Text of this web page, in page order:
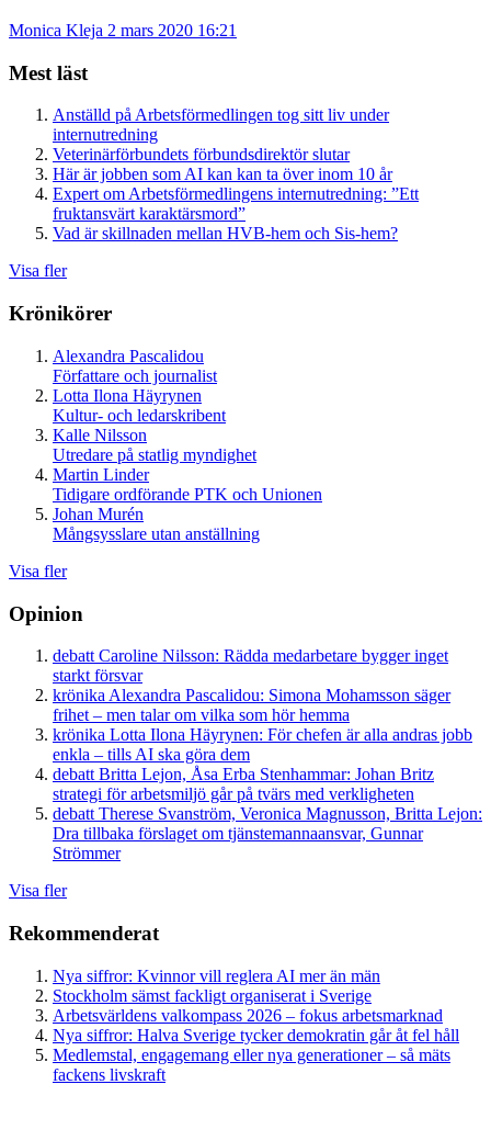
Monica Kleja 2 mars 2020 16:21
Mest läst
Anställd på Arbetsförmedlingen tog sitt liv under
internutredning
Veterinärförbundets förbundsdirektör slutar
Här är jobben som AI kan kan ta över inom 10 år
Expert om Arbetsförmedlingens internutredning: ”Ett
fruktansvärt karaktärsmord”
Vad är skillnaden mellan HVB-hem och Sis-hem?
Visa fler
Krönikörer
Alexandra Pascalidou
Författare och journalist
Lotta Ilona Häyrynen
Kultur- och ledarskribent
Kalle Nilsson
Utredare på statlig myndighet
Martin Linder
Tidigare ordförande PTK och Unionen
Johan Murén
Mångsysslare utan anställning
Visa fler
Opinion
debatt Caroline Nilsson: Rädda medarbetare bygger inget
starkt försvar
krönika Alexandra Pascalidou: Simona Mohamsson säger
frihet – men talar om vilka som hör hemma
krönika Lotta Ilona Häyrynen: För chefen är alla andras jobb
enkla – tills AI ska göra dem
debatt Britta Lejon, Åsa Erba Stenhammar: Johan Britz
strategi för arbetsmiljö går på tvärs med verkligheten
debatt Therese Svanström, Veronica Magnusson, Britta Lejon:
Dra tillbaka förslaget om tjänstemannaansvar, Gunnar
Strömmer
Visa fler
Rekommenderat
Nya siffror: Kvinnor vill reglera AI mer än män
Stockholm sämst fackligt organiserat i Sverige
Arbetsvärldens valkompass 2026 – fokus arbetsmarknad
Nya siffror: Halva Sverige tycker demokratin går åt fel håll
Medlemstal, engagemang eller nya generationer – så mäts
fackens livskraft